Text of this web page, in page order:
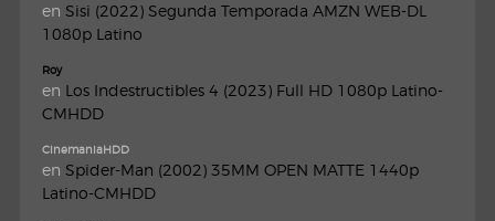
en Sisi (2022) Segunda Temporada AMZN WEB-DL
1080p Latino
Roy
en Los Indestructibles 4 (2023) Full HD 1080p Latino-
CMHDD
CinemaniaHDD
en Spider-Man (2002) 35MM OPEN MATTE 1440p
Latino-CMHDD